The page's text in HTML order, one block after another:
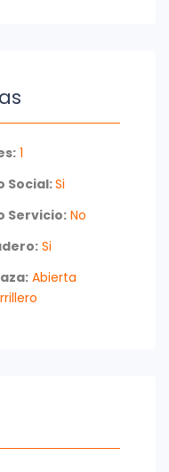
1
Social:Si
Servicio: No
Si
Abierta